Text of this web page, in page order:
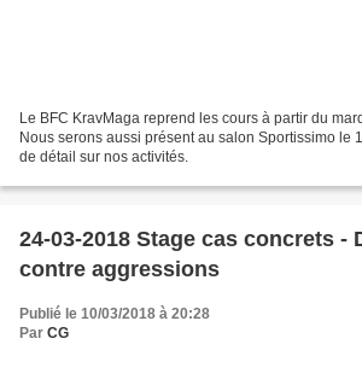
Le BFC KravMaga reprend les cours à partir du
Nous serons aussi présent au salon Sportissimo le
de détail sur nos activités.
24-03-2018 Stage cas concrets -
contre aggressions
Publié le 10/03/2018 à 20:28
Par CG